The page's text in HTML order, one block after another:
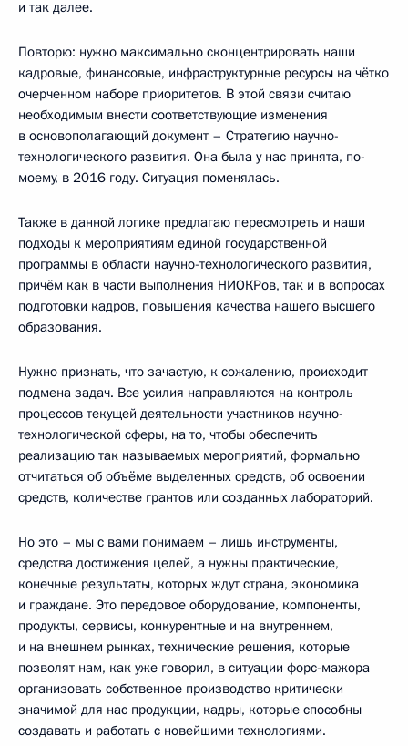
и так далее.
Повторю: нужно максимально сконцентрировать наши
кадровые, финансовые, инфраструктурные ресурсы на чётко
очерченном наборе приоритетов. В этой связи считаю
необходимым внести соответствующие изменения
в основополагающий документ – Стратегию научно-
технологического развития. Она была у нас принята, по-
моему, в 2016 году. Ситуация поменялась.
Также в данной логике предлагаю пересмотреть и наши
подходы к мероприятиям единой государственной
программы в области научно-технологического развития,
причём как в части выполнения НИОКРов, так и в вопросах
подготовки кадров, повышения качества нашего высшего
образования.
Нужно признать, что зачастую, к сожалению, происходит
подмена задач. Все усилия направляются на контроль
процессов текущей деятельности участников научно-
технологической сферы, на то, чтобы обеспечить
реализацию так называемых мероприятий, формально
отчитаться об объёме выделенных средств, об освоении
средств, количестве грантов или созданных лабораторий.
Но это – мы с вами понимаем – лишь инструменты,
средства достижения целей, а нужны практические,
конечные результаты, которых ждут страна, экономика
и граждане. Это передовое оборудование, компоненты,
продукты, сервисы, конкурентные и на внутреннем,
и на внешнем рынках, технические решения, которые
позволят нам, как уже говорил, в ситуации форс-мажора
организовать собственное производство критически
значимой для нас продукции, кадры, которые способны
создавать и работать с новейшими технологиями.